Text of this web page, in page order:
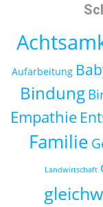
Aufarbeitung
Bindung
Empathie
Familie
Landwirtschaft